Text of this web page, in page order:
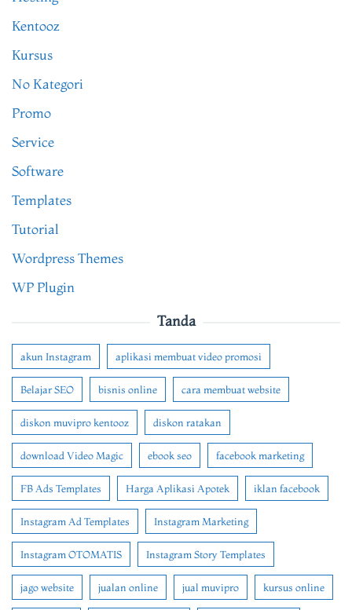
Kentooz
Kursus
No Kategori
Promo
Service
Software
Templates
Tutorial
Wordpress Themes
WP Plugin
Tanda
akun Instagram aplikasi membuat video promosi
Belajar SEO bisnis online cara membuat website
diskon muvipro kentooz diskon ratakan
download Video Magic ebook seo facebook marketing
FB Ads Templates Harga Aplikasi Apotek iklan facebook
Instagram Ad Templates Instagram Marketing
Instagram OTOMATIS Instagram Story Templates
jago website jualan online jual muvipro kursus online